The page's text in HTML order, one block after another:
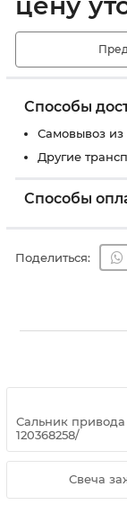
Способы
Самовывоз из
Другие
Способы
Поделиться:
Сальник привода
120368258/
Свеча